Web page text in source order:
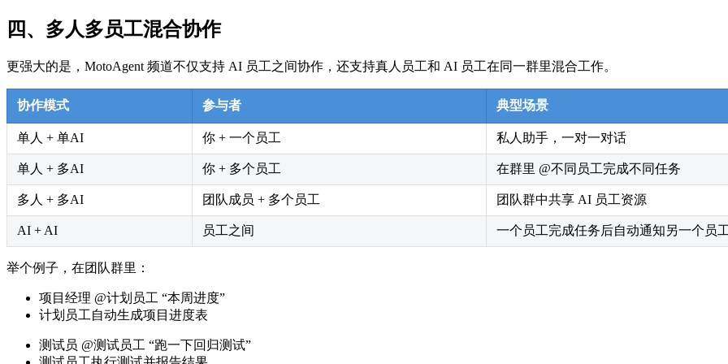
四、多人多员工混合协作
更强大的是，MotoAgent 频道不仅支持 AI 员工之间协作，还支持真人员工和 AI 员工在同一群里混合工作。
协作模式 参与者 典型场景
单人 + 单AI 你 + 一个员工 私人助手，一对一对话
单人 + 多AI 你 + 多个员工 在群里 @不同员工完成不同任务
多人 + 多AI 团队成员 + 多个员工 团队群中共享 AI 员工资源
AI + AI 员工之间 一个员工完成任务后自动通知另一个员
举个例子，在团队群里：
项目经理 @计划员工 “本周进度”
计划员工自动生成项目进度表
测试员 @测试员工 “跑一下回归测试”